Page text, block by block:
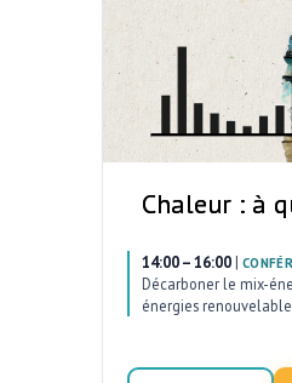
Chaleur : à
14:00 – 16:00 |
Décarboner le mix-
énergies